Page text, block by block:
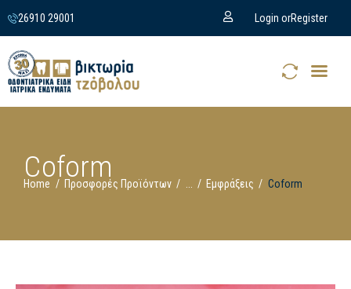
26910 29001 Login orRegister
Coform
Home Προσφορές Προϊόντων Εμφράξεις Coform